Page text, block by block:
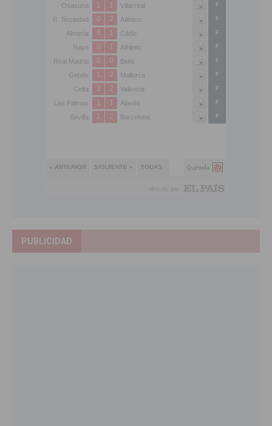
PUBLICIDAD